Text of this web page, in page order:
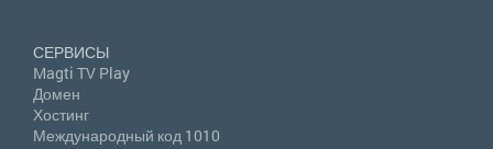
СЕРВИСЫ
Magti TV Play
Домен
Хостинг
Международный код 1010